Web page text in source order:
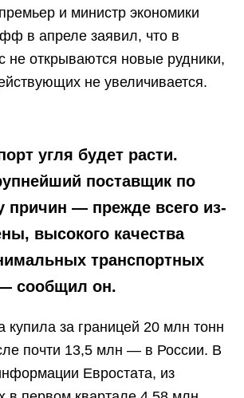
и министр экономики
в апреле заявил, что в
не открываются новые рудники,
не увеличивается.
угля будет расти.
поставщик по
причин — прежде всего из-
высокого качества
транспортных
сообщил он.
за границей 20 млн тонн
почти 13,5 млн — в России. В
Евростата, из